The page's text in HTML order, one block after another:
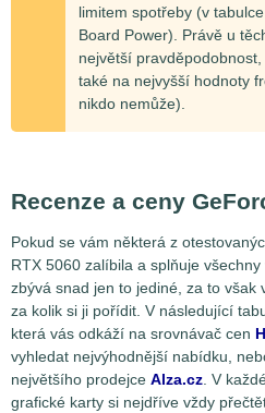
limitem spotřeby (v
Board Power). Právě u
největší
také na nejvyšší hodnoty
nikdo nemůže).
Recenze a ceny
Pokud se vám některá z
RTX 5060 zalíbila a splňuje
zbývá snad jen to jediné, za to však
za kolik si ji pořídit. V následující
která vás odkáží na srovnávač cen
vyhledat nejvýhodnější nabídku,
největšího prodejce Alza.cz . V
grafické karty si nejdříve vždy